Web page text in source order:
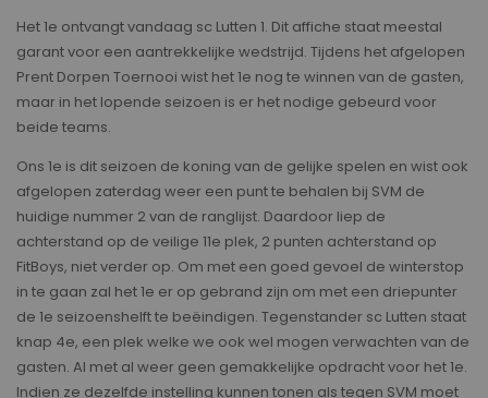
Het 1e ontvangt vandaag sc Lutten 1. Dit affiche staat meestal
garant voor een aantrekkelijke wedstrijd. Tijdens het afgelopen
Prent Dorpen Toernooi wist het 1e nog te winnen van de gasten,
maar in het lopende seizoen is er het nodige gebeurd voor
beide teams.
Ons 1e is dit seizoen de koning van de gelijke spelen en wist ook
afgelopen zaterdag weer een punt te behalen bij SVM de
huidige nummer 2 van de ranglijst. Daardoor liep de
achterstand op de veilige 11e plek, 2 punten achterstand op
FitBoys, niet verder op. Om met een goed gevoel de winterstop
in te gaan zal het 1e er op gebrand zijn om met een driepunter
de 1e seizoenshelft te beëindigen. Tegenstander sc Lutten staat
knap 4e, een plek welke we ook wel mogen verwachten van de
gasten. Al met al weer geen gemakkelijke opdracht voor het 1e.
Indien ze dezelfde instelling kunnen tonen als tegen SVM moet